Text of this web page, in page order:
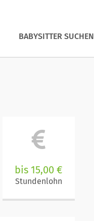
BABYSITTER SUCHEN
bis 15,00 €
Stundenlohn